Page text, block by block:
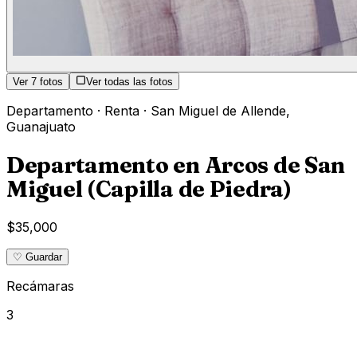
Ver 7 fotos Ver todas las fotos
Departamento · Renta · San Miguel de Allende,
Guanajuato
Departamento en Arcos de San
Miguel (Capilla de Piedra)
$35,000
♡ Guardar
Recámaras
3